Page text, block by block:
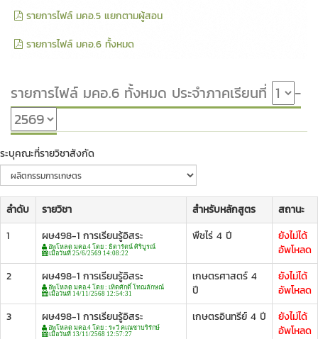
รายการไฟล์ มคอ.5 แยกตามผู้สอน
รายการไฟล์ มคอ.6 ทั้งหมด
รายการไฟล์ มคอ.6 ทั้งหมด ประจำภาคเรียนที่ -
ระบุคณะที่รายวิชาสังกัด
ลำดับ รายวิชา สำหรับหลักสูตร
สถานะ
1
ผษ498-1 การเรียนรู้อิสระ
อัพโหลด มคอ.4 โดย : ธิดารัตน์ ศิริบูรณ์
เมื่อวันที่ 25/6/2569 14:08:22
พืชไร่ 4 ปี
ยังไม่ได้
อัพโหลด
2
ผษ498-1 การเรียนรู้อิสระ
อัพโหลด มคอ.4 โดย : เทิดศักดิ์ โทณลักษณ์
เมื่อวันที่ 14/11/2568 12:54:31
เกษตรศาสตร์ 4
ปี
ยังไม่ได้
อัพโหลด
3
ผษ498-1 การเรียนรู้อิสระ
อัพโหลด มคอ.4 โดย : ระวี คเณชาบริรักษ์
เมื่อวันที่ 13/11/2568 12:57:27
เกษตรอินทรีย์ 4 ปี
ยังไม่ได้
อัพโหลด